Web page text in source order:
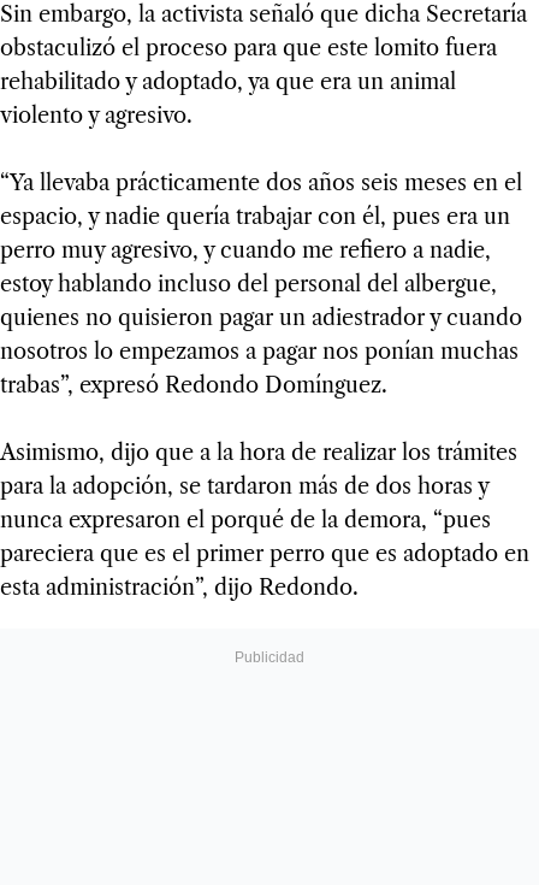
Sin embargo, la activista señaló que dicha Secretaría
obstaculizó el proceso para que este lomito fuera
rehabilitado y adoptado, ya que era un animal
violento y agresivo.
“Ya llevaba prácticamente dos años seis meses en el
espacio, y nadie quería trabajar con él, pues era un
perro muy agresivo, y cuando me refiero a nadie,
estoy hablando incluso del personal del albergue,
quienes no quisieron pagar un adiestrador y cuando
nosotros lo empezamos a pagar nos ponían muchas
trabas”, expresó Redondo Domínguez.
Asimismo, dijo que a la hora de realizar los trámites
para la adopción, se tardaron más de dos horas y
nunca expresaron el porqué de la demora, “pues
pareciera que es el primer perro que es adoptado en
esta administración”, dijo Redondo.